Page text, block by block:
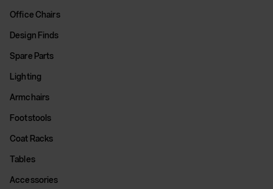
Office Chairs
Design Finds
Spare Parts
Lighting
Armchairs
Footstools
Coat Racks
Tables
Accessories